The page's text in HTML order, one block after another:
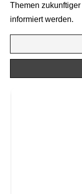
Themen
informiert werden.